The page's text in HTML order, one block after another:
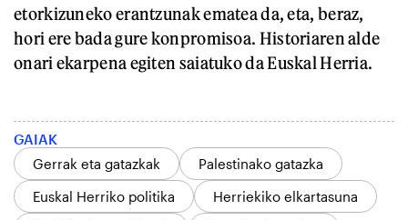
etorkizuneko erantzunak ematea da, eta, beraz,
hori ere bada gure konpromisoa. Historiaren alde
onari ekarpena egiten saiatuko da Euskal Herria.
GAIAK
Gerrak eta gatazkak
Palestinako gatazka
Euskal Herriko politika
Herriekiko elkartasuna